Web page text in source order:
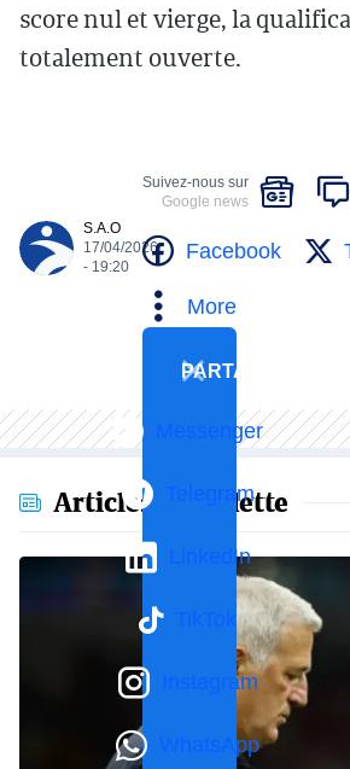
score nul et vierge, la
totalement ouverte.
S.A.O
17/04/2026
- 19:20
Suivez-nous sur
Google news
Facebook
More
PARTAGER
Messenger
Telegram
LinkedIn
TikTok
Instagram
WhatsApp
Articles en vedette